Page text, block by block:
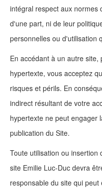
intégral respect aux normes
d'une part, ni de leur
personnelles ou d'utilisation
En accédant à un autre
hypertexte, vous acceptez
risques et périls. En
indirect résultant de votre
hypertexte ne peut engager
publication du Site.
Toute utilisation ou insertion
site Emilie Luc-Duc devra
responsable du site qui peut